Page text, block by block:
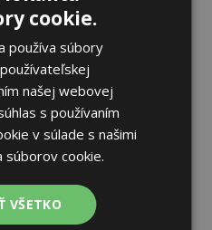
40 R21 105 V Letné
na predajni 13.8.2026
cookie.
používa súbory
našej webovej
s používaním
v súlade s našimi
súborov cookie.
VŠETKO